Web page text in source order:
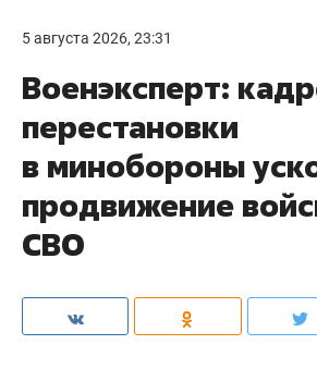
5 августа 2026, 23:31
Военэксперт:
перестановки
в минобороны
продвижение
СВО